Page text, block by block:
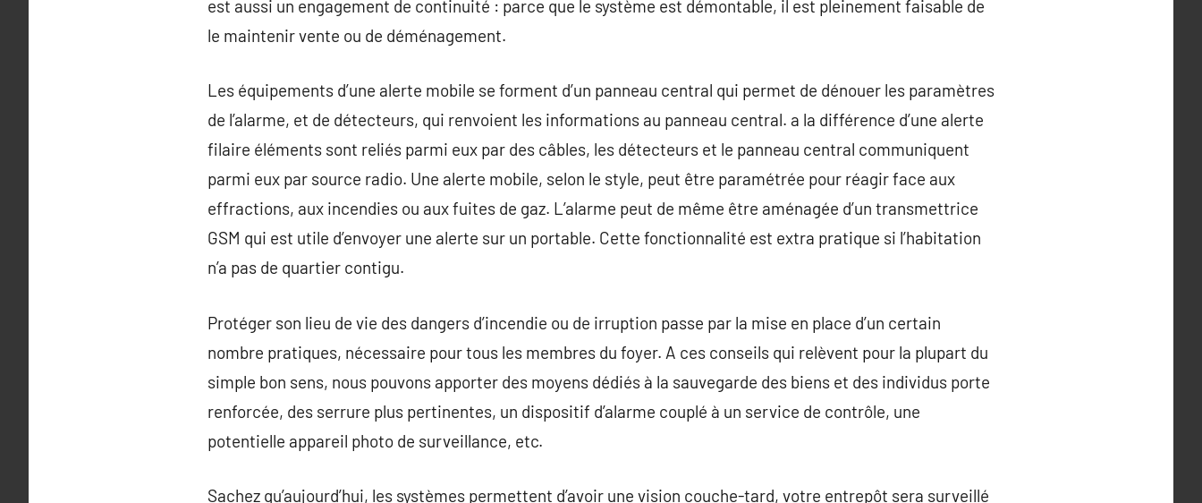
est aussi un engagement de continuité : parce que le système est démontable, il est pleinement faisable de
le maintenir vente ou de déménagement.
Les équipements d’une alerte mobile se forment d’un panneau central qui permet de dénouer les paramètres
de l’alarme, et de détecteurs, qui renvoient les informations au panneau central. a la différence d’une alerte
filaire éléments sont reliés parmi eux par des câbles, les détecteurs et le panneau central communiquent
parmi eux par source radio. Une alerte mobile, selon le style, peut être paramétrée pour réagir face aux
effractions, aux incendies ou aux fuites de gaz. L’alarme peut de même être aménagée d’un transmettrice
GSM qui est utile d’envoyer une alerte sur un portable. Cette fonctionnalité est extra pratique si l’habitation
n’a pas de quartier contigu.
Protéger son lieu de vie des dangers d’incendie ou de irruption passe par la mise en place d’un certain
nombre pratiques, nécessaire pour tous les membres du foyer. A ces conseils qui relèvent pour la plupart du
simple bon sens, nous pouvons apporter des moyens dédiés à la sauvegarde des biens et des individus porte
renforcée, des serrure plus pertinentes, un dispositif d’alarme couplé à un service de contrôle, une
potentielle appareil photo de surveillance, etc.
Sachez qu’aujourd’hui, les systèmes permettent d’avoir une vision couche-tard, votre entrepôt sera surveillé